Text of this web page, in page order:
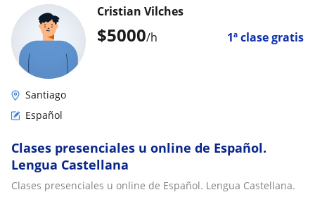
$5000/h 1ª clase gratis
Cristian Vilches
Santiago
Español
Clases presenciales u online de Español.
Lengua Castellana
Clases presenciales u online de Español. Lengua Castellana.